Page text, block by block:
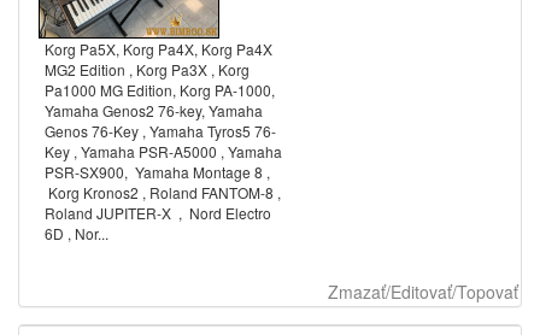
Korg Pa5X, Korg Pa4X, Korg Pa4X
MG2 Edition , Korg Pa3X , Korg
Pa1000 MG Edition, Korg PA-1000,
Yamaha Genos2 76-key, Yamaha
Genos 76-Key , Yamaha Tyros5 76-
Key , Yamaha PSR-A5000 , Yamaha
PSR-SX900, Yamaha Montage 8 ,
Korg Kronos2 , Roland FANTOM-8 ,
Roland JUPITER-X , Nord Electro
6D , Nor...
Zmazať/Editovať/Topovať